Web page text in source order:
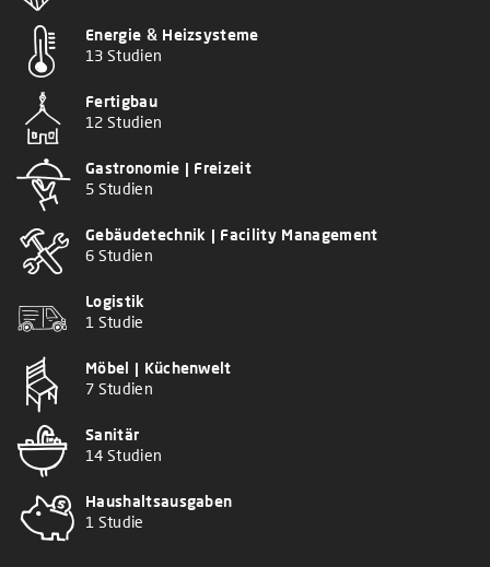
Energie & Heizsysteme
13 Studien
Fertigbau
12 Studien
Gastronomie | Freizeit
5 Studien
Gebäudetechnik | Facility Management
6 Studien
Logistik
1 Studie
Möbel | Küchenwelt
7 Studien
Sanitär
14 Studien
Haushaltsausgaben
1 Studie